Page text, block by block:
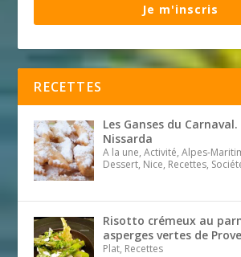
Je m'inscris
RECETTES
Les Ganses du Carnaval.
Nissarda
A la une, Activité, Alpes-
Dessert, Nice, Recettes,
Risotto crémeux au
asperges vertes de
Plat, Recettes